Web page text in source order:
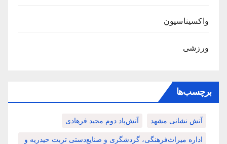
واکسیناسیون
ورزشی
برچسب‌ها
آتش نشانی مشهد آتش‌پاد دوم مجید فرهادی
اداره میراث‌فرهنگی، گردشگری و صنایع‌دستی تربت حیدریه و